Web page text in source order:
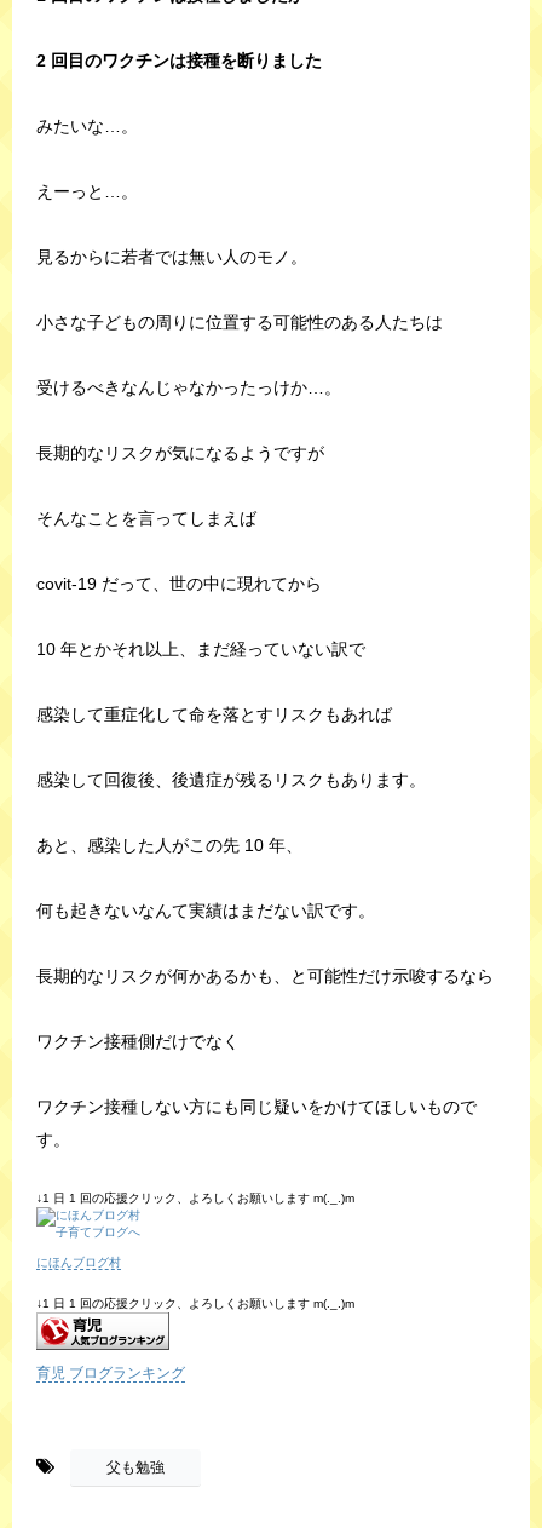
2 回目のワクチンは接種を断りました
みたいな…。
えーっと…。
見るからに若者では無い人のモノ。
小さな子どもの周りに位置する可能性のある人たちは
受けるべきなんじゃなかったっけか…。
長期的なリスクが気になるようですが
そんなことを言ってしまえば
covit-19 だって、世の中に現れてから
10 年とかそれ以上、まだ経っていない訳で
感染して重症化して命を落とすリスクもあれば
感染して回復後、後遺症が残るリスクもあります。
あと、感染した人がこの先 10 年、
何も起きないなんて実績はまだない訳です。
長期的なリスクが何かあるかも、と可能性だけ示唆するなら
ワクチン接種側だけでなく
ワクチン接種しない方にも同じ疑いをかけてほしいもので
す。
↓1 日 1 回の応援クリック、よろしくお願いします m(._.)m
にほんブログ村
↓1 日 1 回の応援クリック、よろしくお願いします m(._.)m
育児 ブログランキング
父も勉強